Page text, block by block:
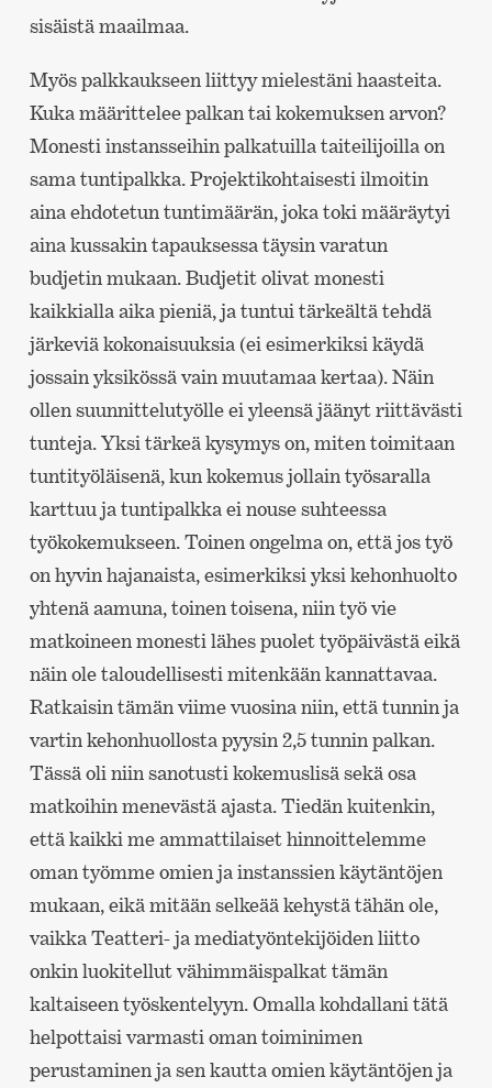
sisäistä maailmaa.
Myös palkkaukseen liittyy mielestäni haasteita.
Kuka määrittelee palkan tai kokemuksen arvon?
Monesti instansseihin palkatuilla taiteilijoilla on
sama tuntipalkka. Projektikohtaisesti ilmoitin
aina ehdotetun tuntimäärän, joka toki määräytyi
aina kussakin tapauksessa täysin varatun
budjetin mukaan. Budjetit olivat monesti
kaikkialla aika pieniä, ja tuntui tärkeältä tehdä
järkeviä kokonaisuuksia (ei esimerkiksi käydä
jossain yksikössä vain muutamaa kertaa). Näin
ollen suunnittelutyölle ei yleensä jäänyt riittävästi
tunteja. Yksi tärkeä kysymys on, miten toimitaan
tuntityöläisenä, kun kokemus jollain työsaralla
karttuu ja tuntipalkka ei nouse suhteessa
työkokemukseen. Toinen ongelma on, että jos työ
on hyvin hajanaista, esimerkiksi yksi kehonhuolto
yhtenä aamuna, toinen toisena, niin työ vie
matkoineen monesti lähes puolet työpäivästä eikä
näin ole taloudellisesti mitenkään kannattavaa.
Ratkaisin tämän viime vuosina niin, että tunnin ja
vartin kehonhuollosta pyysin 2,5 tunnin palkan.
Tässä oli niin sanotusti kokemuslisä sekä osa
matkoihin menevästä ajasta. Tiedän kuitenkin,
että kaikki me ammattilaiset hinnoittelemme
oman työmme omien ja instanssien käytäntöjen
mukaan, eikä mitään selkeää kehystä tähän ole,
vaikka Teatteri- ja mediatyöntekijöiden liitto
onkin luokitellut vähimmäispalkat tämän
kaltaiseen työskentelyyn. Omalla kohdallani tätä
helpottaisi varmasti oman toiminimen
perustaminen ja sen kautta omien käytäntöjen ja